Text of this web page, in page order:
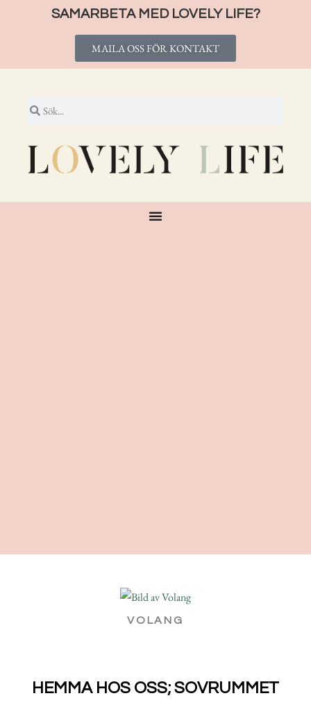
SAMARBETA MED LOVELY LIFE?
MAILA OSS FÖR KONTAKT
VOLANG
HEMMA HOS OSS; SOVRUMMET